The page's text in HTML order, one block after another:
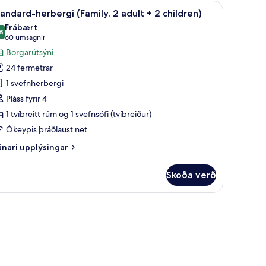
fyrir fatlaða | Ofnæmisprófaður sængurfatnaður, öryggishólf í
Ofnæmisprófaður sængurfatnaður,
9 herbergi (Family. 2 adult + 2 children)
af 10
Frábært
60 umsagnir
(60
umsagnir)
Borgarútsýni
24 fermetrar
1 svefnherbergi
Pláss fyrir 4
1 tvíbreitt rúm og 1 svefnsófi (tvíbreiður)
Ókeypis þráðlaust net
upplýsingar
Skoða verð
öryggishólf í herbergi